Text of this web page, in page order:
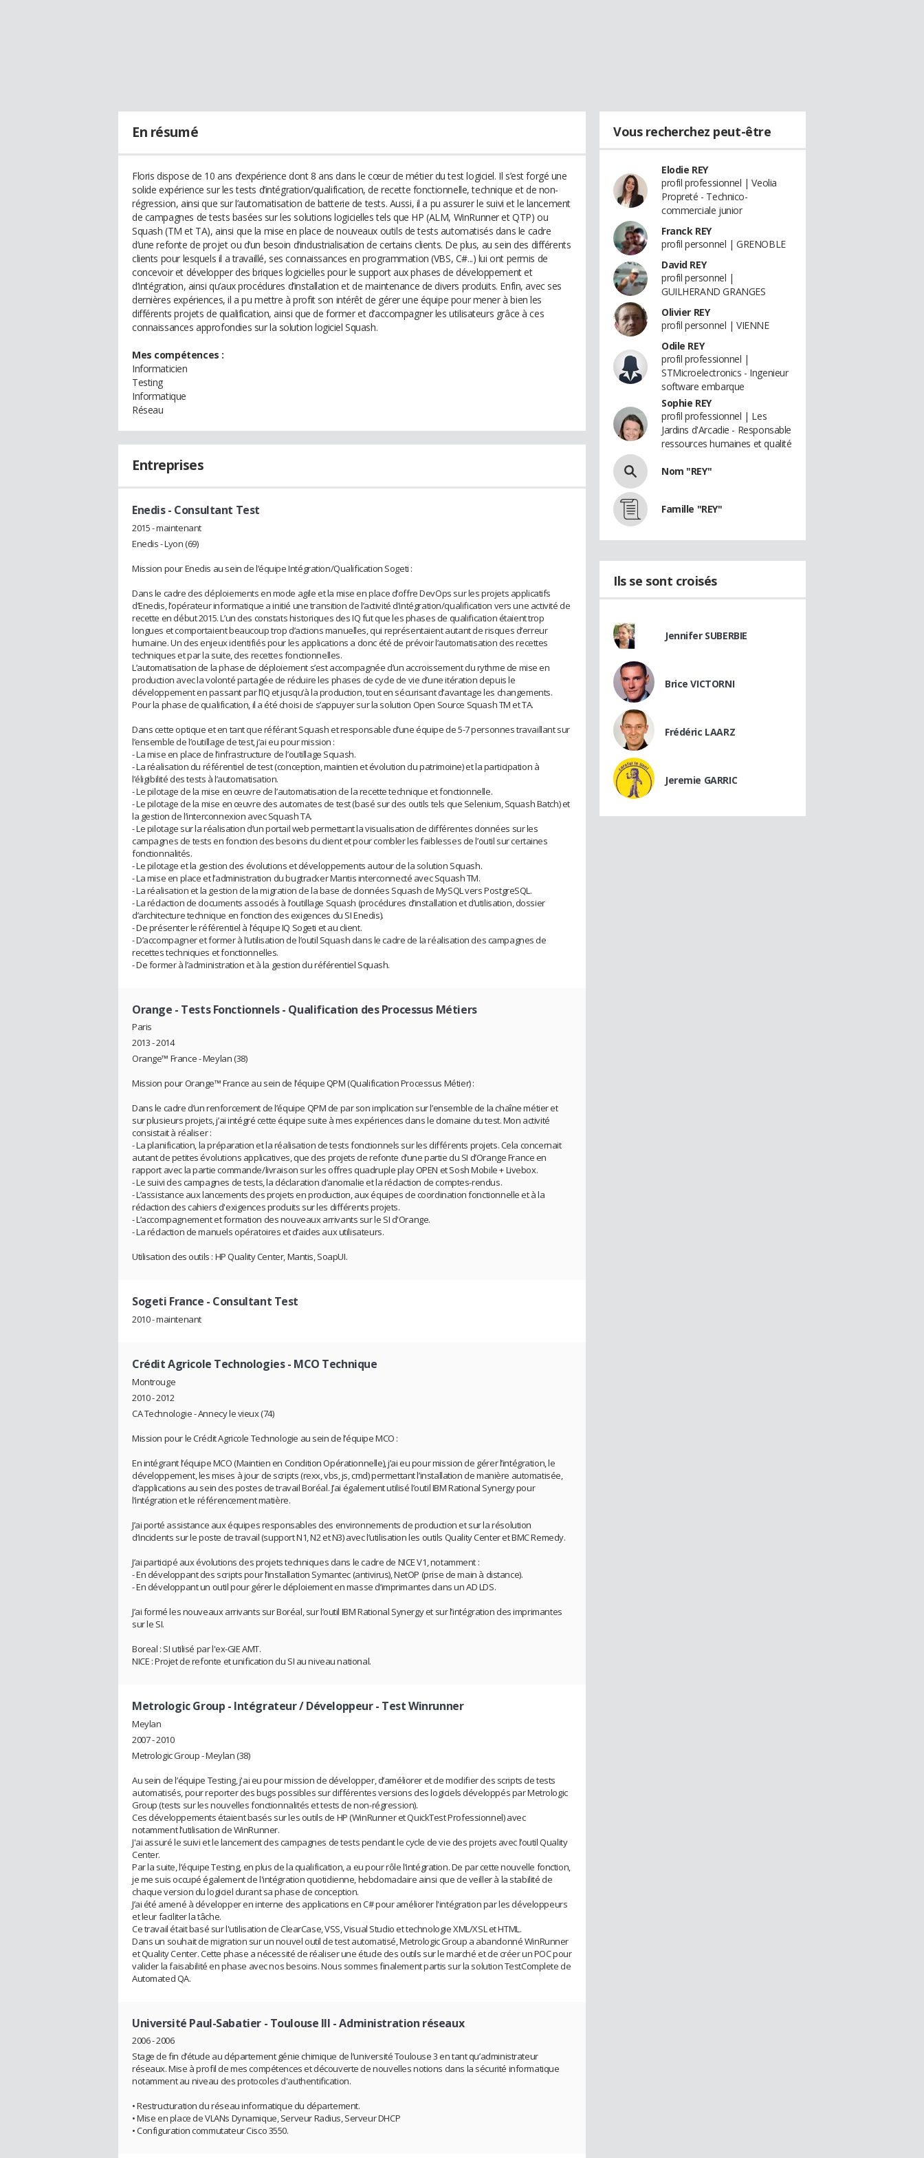
En résumé
Floris dispose de 10 ans d’expérience dont 8 ans dans le cœur de métier du test logiciel. Il s’est forgé une
solide expérience sur les tests d’intégration/qualification, de recette fonctionnelle, technique et de non-
régression, ainsi que sur l’automatisation de batterie de tests. Aussi, il a pu assurer le suivi et le lancement
de campagnes de tests basées sur les solutions logicielles tels que HP (ALM, WinRunner et QTP) ou
Squash (TM et TA), ainsi que la mise en place de nouveaux outils de tests automatisés dans le cadre
d’une refonte de projet ou d’un besoin d’industrialisation de certains clients. De plus, au sein des différents
clients pour lesquels il a travaillé, ses connaissances en programmation (VBS, C#...) lui ont permis de
concevoir et développer des briques logicielles pour le support aux phases de développement et
d’intégration, ainsi qu’aux procédures d’installation et de maintenance de divers produits. Enfin, avec ses
dernières expériences, il a pu mettre à profit son intérêt de gérer une équipe pour mener à bien les
différents projets de qualification, ainsi que de former et d’accompagner les utilisateurs grâce à ces
connaissances approfondies sur la solution logiciel Squash.
Mes compétences :
Informaticien
Testing
Informatique
Réseau
Entreprises
Enedis- Consultant Test
2015 - maintenant
Enedis - Lyon (69)
Mission pour Enedis au sein de l’équipe Intégration/Qualification Sogeti :
Dans le cadre des déploiements en mode agile et la mise en place d’offre DevOps sur les projets applicatifs
d’Enedis, l’opérateur informatique a initié une transition de l’activité d’intégration/qualification vers une activité de
recette en début 2015. L’un des constats historiques des IQ fut que les phases de qualification étaient trop
longues et comportaient beaucoup trop d’actions manuelles, qui représentaient autant de risques d’erreur
humaine. Un des enjeux identifiés pour les applications a donc été de prévoir l’automatisation des recettes
techniques et par la suite, des recettes fonctionnelles.
L’automatisation de la phase de déploiement s’est accompagnée d’un accroissement du rythme de mise en
production avec la volonté partagée de réduire les phases de cycle de vie d’une itération depuis le
développement en passant par l’IQ et jusqu’à la production, tout en sécurisant d’avantage les changements.
Pour la phase de qualification, il a été choisi de s’appuyer sur la solution Open Source Squash TM et TA.
Dans cette optique et en tant que référant Squash et responsable d’une équipe de 5-7 personnes travaillant sur
l’ensemble de l’outillage de test, j’ai eu pour mission :
- La mise en place de l’infrastructure de l’outillage Squash.
- La réalisation du référentiel de test (conception, maintien et évolution du patrimoine) et la participation à
l’éligibilité des tests à l’automatisation.
- Le pilotage de la mise en œuvre de l’automatisation de la recette technique et fonctionnelle.
- Le pilotage de la mise en œuvre des automates de test (basé sur des outils tels que Selenium, Squash Batch) et
la gestion de l’interconnexion avec Squash TA.
- Le pilotage sur la réalisation d’un portail web permettant la visualisation de différentes données sur les
campagnes de tests en fonction des besoins du client et pour combler les faiblesses de l’outil sur certaines
fonctionnalités.
- Le pilotage et la gestion des évolutions et développements autour de la solution Squash.
- La mise en place et l’administration du bugtracker Mantis interconnecté avec Squash TM.
- La réalisation et la gestion de la migration de la base de données Squash de MySQL vers PostgreSQL.
- La rédaction de documents associés à l’outillage Squash (procédures d’installation et d’utilisation, dossier
d’architecture technique en fonction des exigences du SI Enedis).
- De présenter le référentiel à l’équipe IQ Sogeti et au client.
- D’accompagner et former à l’utilisation de l’outil Squash dans le cadre de la réalisation des campagnes de
recettes techniques et fonctionnelles.
- De former à l’administration et à la gestion du référentiel Squash.
Orange - Tests Fonctionnels - Qualification des Processus Métiers
Paris
2013 - 2014
Orange™ France - Meylan (38)
Mission pour Orange™ France au sein de l’équipe QPM (Qualification Processus Métier) :
Dans le cadre d’un renforcement de l’équipe QPM de par son implication sur l’ensemble de la chaîne métier et
sur plusieurs projets, j’ai intégré cette équipe suite à mes expériences dans le domaine du test. Mon activité
consistait à réaliser :
- La planification, la préparation et la réalisation de tests fonctionnels sur les différents projets. Cela concernait
autant de petites évolutions applicatives, que des projets de refonte d’une partie du SI d’Orange France en
rapport avec la partie commande/livraison sur les offres quadruple play OPEN et Sosh Mobile + Livebox.
- Le suivi des campagnes de tests, la déclaration d’anomalie et la rédaction de comptes-rendus.
- L’assistance aux lancements des projets en production, aux équipes de coordination fonctionnelle et à la
rédaction des cahiers d'exigences produits sur les différents projets.
- L’accompagnement et formation des nouveaux arrivants sur le SI d'Orange.
- La rédaction de manuels opératoires et d’aides aux utilisateurs.
Utilisation des outils : HP Quality Center, Mantis, SoapUI.
Sogeti France - Consultant Test
2010 - maintenant
Crédit Agricole Technologies- MCO Technique
Montrouge
2010 - 2012
CA Technologie - Annecy le vieux (74)
Mission pour le Crédit Agricole Technologie au sein de l’équipe MCO :
En intégrant l’équipe MCO (Maintien en Condition Opérationnelle), j’ai eu pour mission de gérer l’intégration, le
développement, les mises à jour de scripts (rexx, vbs, js, cmd) permettant l’installation de manière automatisée,
d’applications au sein des postes de travail Boréal. J’ai également utilisé l’outil IBM Rational Synergy pour
l’intégration et le référencement matière.
J’ai porté assistance aux équipes responsables des environnements de production et sur la résolution
d’incidents sur le poste de travail (support N1, N2 et N3) avec l’utilisation les outils Quality Center et BMC Remedy.
J’ai participé aux évolutions des projets techniques dans le cadre de NICE V1, notamment :
- En développant des scripts pour l’installation Symantec (antivirus), NetOP (prise de main à distance).
- En développant un outil pour gérer le déploiement en masse d’imprimantes dans un AD LDS.
J’ai formé les nouveaux arrivants sur Boréal, sur l’outil IBM Rational Synergy et sur l’intégration des imprimantes
sur le SI.
Boreal : SI utilisé par l'ex-GIE AMT.
NICE : Projet de refonte et unification du SI au niveau national.
Metrologic Group - Intégrateur / Développeur - Test Winrunner
Meylan
2007 - 2010
Metrologic Group - Meylan (38)
Au sein de l’équipe Testing, j'ai eu pour mission de développer, d’améliorer et de modifier des scripts de tests
automatisés, pour reporter des bugs possibles sur différentes versions des logiciels développés par Metrologic
Group (tests sur les nouvelles fonctionnalités et tests de non-régression).
Ces développements étaient basés sur les outils de HP (WinRunner et QuickTest Professionnel) avec
notamment l’utilisation de WinRunner.
J'ai assuré le suivi et le lancement des campagnes de tests pendant le cycle de vie des projets avec l’outil Quality
Center.
Par la suite, l’équipe Testing, en plus de la qualification, a eu pour rôle l’intégration. De par cette nouvelle fonction,
je me suis occupé également de l'intégration quotidienne, hebdomadaire ainsi que de veiller à la stabilité de
chaque version du logiciel durant sa phase de conception.
J’ai été amené à développer en interne des applications en C# pour améliorer l'intégration par les développeurs
et leur faciliter la tâche.
Ce travail était basé sur l'utilisation de ClearCase, VSS, Visual Studio et technologie XML/XSL et HTML.
Dans un souhait de migration sur un nouvel outil de test automatisé, Metrologic Group a abandonné WinRunner
et Quality Center. Cette phase a nécessité de réaliser une étude des outils sur le marché et de créer un POC pour
valider la faisabilité en phase avec nos besoins. Nous sommes finalement partis sur la solution TestComplete de
Automated QA.
Université Paul-Sabatier - Toulouse III - Administration réseaux
2006 - 2006
Stage de fin d’étude au département génie chimique de l’université Toulouse 3 en tant qu’administrateur
réseaux. Mise à profil de mes compétences et découverte de nouvelles notions dans la sécurité informatique
notamment au niveau des protocoles d'authentification.
• Restructuration du réseau informatique du département.
• Mise en place de VLANs Dynamique, Serveur Radius, Serveur DHCP
• Configuration commutateur Cisco 3550.
Vous recherchez peut-être
Elodie REY
profil professionnel | Veolia
Propreté - Technico-
commerciale junior
Franck REY
profil personnel | GRENOBLE
David REY
profil personnel |
GUILHERAND GRANGES
Olivier REY
profil personnel | VIENNE
Odile REY
profil professionnel |
STMicroelectronics - Ingenieur
software embarque
Sophie REY
profil professionnel | Les
Jardins d'Arcadie - Responsable
ressources humaines et qualité
Nom "REY"
Famille "REY"
Ils se sont croisés
Jennifer SUBERBIE
Brice VICTORNI
Frédéric LAARZ
Jeremie GARRIC